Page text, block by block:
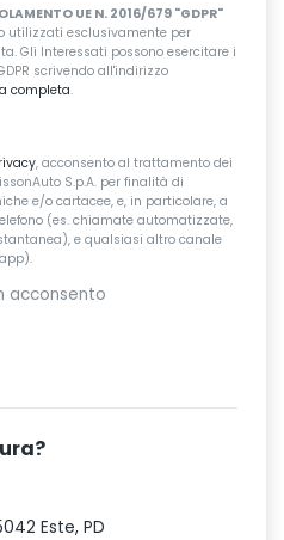
UE N. 2016/679 "GDPR"
utilizzati esclusivamente per
Gli Interessati possono esercitare i
scrivendo all'indirizzo
completa.
, acconsento al trattamento dei
S.p.A. per finalità di
e/o cartacee, e, in particolare, a
(es. chiamate automatizzate,
e qualsiasi altro canale
acconsento
Este, PD